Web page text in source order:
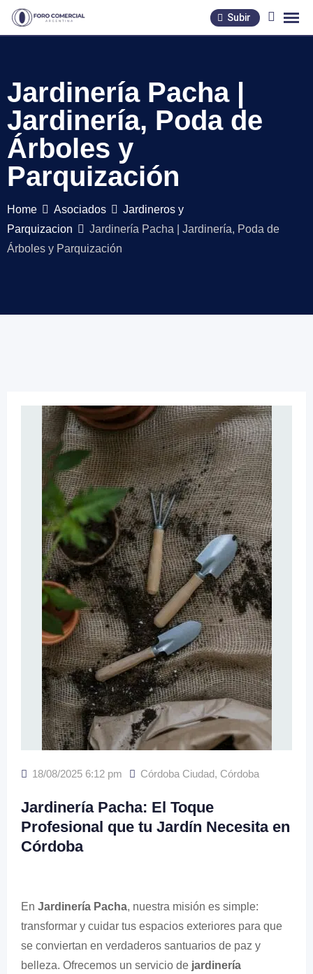
Skip
Subir
Jardinería Pacha |
Jardinería, Poda de
Árboles y
Parquización
Home Asociados
Jardineros y
Parquizacion
Jardinería Pacha | Jardinería, Poda de
Árboles y Parquización
18/08/2025 6:12 pm Córdoba Ciudad, Córdoba
Jardinería Pacha: El Toque
Profesional que tu Jardín Necesita en
Córdoba
En Jardinería Pacha, nuestra misión es simple:
transformar y cuidar tus espacios exteriores para que
se conviertan en verdaderos santuarios de paz y
belleza. Ofrecemos un servicio de jardinería